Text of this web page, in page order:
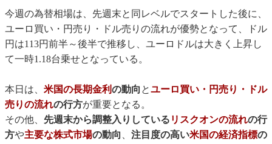
今週の為替相場は、先週末と同レベルでスタートした後に、
ユーロ買い・円売り・ドル売りの流れが優勢となって、ドル
円は113円前半～後半で推移し、ユーロドルは大きく上昇し
て一時1.18台乗せとなっている。
本日は、 米国の長期金利の動向 とユーロ買い・円売り・ドル
売りの流れの行方が重要となる。
その他、 先週末から調整入りしている リスクオンの流れの行
方や主要な株式市場の動向 、 注目度の高い米国の経済指標の